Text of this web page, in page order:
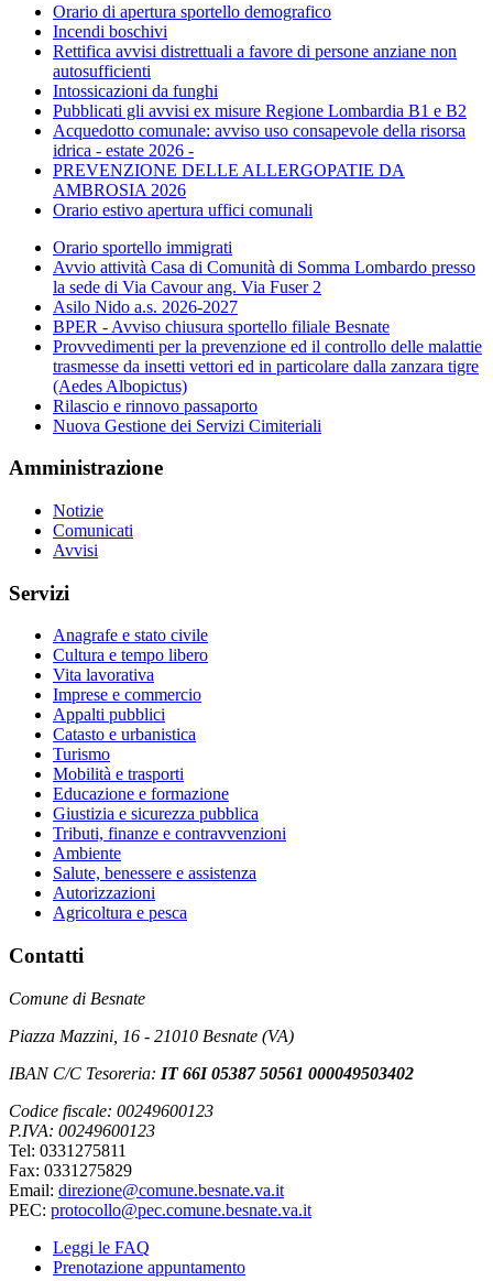
Orario di apertura sportello demografico
Incendi boschivi
Rettifica avvisi distrettuali a favore di persone anziane non
autosufficienti
Intossicazioni da funghi
Pubblicati gli avvisi ex misure Regione Lombardia B1 e B2
Acquedotto comunale: avviso uso consapevole della risorsa
idrica - estate 2026 -
PREVENZIONE DELLE ALLERGOPATIE DA
AMBROSIA 2026
Orario estivo apertura uffici comunali
Orario sportello immigrati
Avvio attività Casa di Comunità di Somma Lombardo presso
la sede di Via Cavour ang. Via Fuser 2
Asilo Nido a.s. 2026-2027
BPER - Avviso chiusura sportello filiale Besnate
Provvedimenti per la prevenzione ed il controllo delle malattie
trasmesse da insetti vettori ed in particolare dalla zanzara tigre
(Aedes Albopictus)
Rilascio e rinnovo passaporto
Nuova Gestione dei Servizi Cimiteriali
Amministrazione
Notizie
Comunicati
Avvisi
Servizi
Anagrafe e stato civile
Cultura e tempo libero
Vita lavorativa
Imprese e commercio
Appalti pubblici
Catasto e urbanistica
Turismo
Mobilità e trasporti
Educazione e formazione
Giustizia e sicurezza pubblica
Tributi, finanze e contravvenzioni
Ambiente
Salute, benessere e assistenza
Autorizzazioni
Agricoltura e pesca
Contatti
Comune di Besnate
Piazza Mazzini, 16 - 21010 Besnate (VA)
IBAN C/C Tesoreria: IT 66I 05387 50561 000049503402
Codice fiscale: 00249600123
P.IVA: 00249600123
Tel: 0331275811
Fax: 0331275829
Email: direzione@comune.besnate.va.it
PEC: protocollo@pec.comune.besnate.va.it
Leggi le FAQ
Prenotazione appuntamento